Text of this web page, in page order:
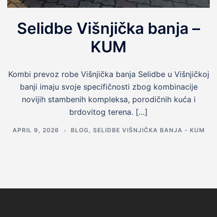
Selidbe Višnjička banja –
KUM
Kombi prevoz robe Višnjička banja Selidbe u Višnjičkoj
banji imaju svoje specifičnosti zbog kombinacije
novijih stambenih kompleksa, porodičnih kuća i
brdovitog terena. […]
APRIL 9, 2026 BLOG, SELIDBE VIŠNJIČKA BANJA - KUM